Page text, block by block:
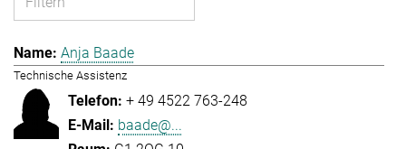
Anja Baade
Technische Assistenz
+ 49 4522 763-248
baade@...